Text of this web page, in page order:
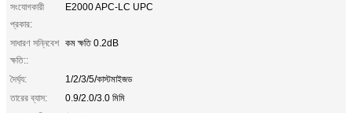
সংযোগকারী
প্রকার:
E2000 APC-LC UPC
সাধারণ সন্নিবেশ
ক্ষতি::
কম ক্ষতি 0.2dB
দৈর্ঘ্য:
1/2/3/5/কাস্টমাইজড
তারের ব্যাস:
0.9/2.0/3.0 মিমি